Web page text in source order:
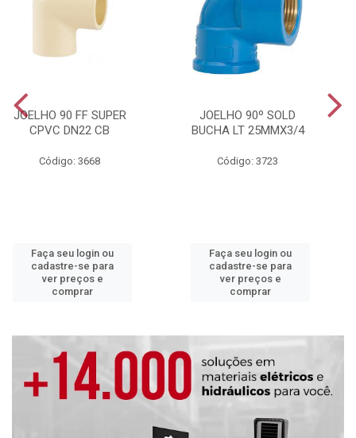
JOELHO 90 FF SUPER
CPVC DN22 CB
Código: 3668
Faça seu login ou
cadastre-se para
ver preços e
comprar
JOELHO 90º SOLD
BUCHA LT 25MMX3/4
Código: 3723
Faça seu login ou
cadastre-se para
ver preços e
comprar